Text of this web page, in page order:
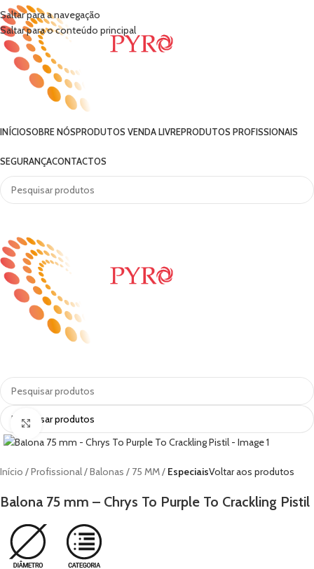
Saltar para a navegação
Saltar para o conteúdo principal
INÍCIOSOBRE NÓSPRODUTOS VENDA LIVREPRODUTOS PROFISSIONAIS
SEGURANÇACONTACTOS
Clique para ampliar
Início Profissional Balonas 75 MM EspeciaisVoltar aos produtos
Balona 75 mm – Chrys To Purple To Crackling Pistil